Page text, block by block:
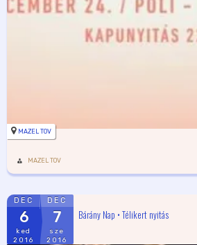
MAZEL TOV
MAZEL TOV
DEC
6
ked
2016
DEC
7
sze
2016
Bárány Nap • Télikert nyitás